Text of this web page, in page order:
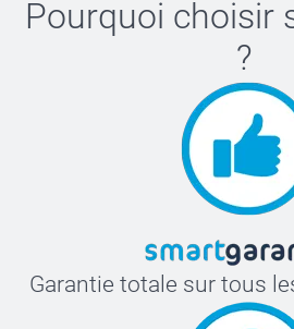
Pourquoi choisir
?
Garantie totale sur tous